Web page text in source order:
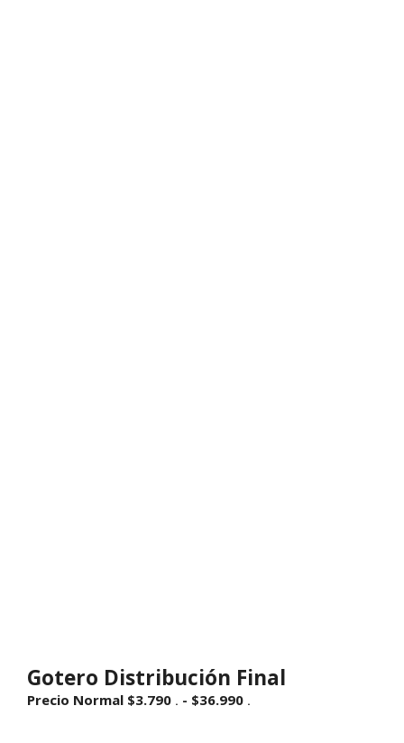
Gotero Distribución Final
Precio Normal $3.790 . - $36.990 .